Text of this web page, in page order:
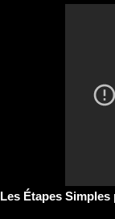
Les Étapes